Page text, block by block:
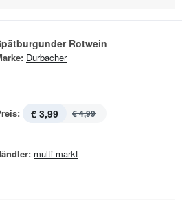
Rotwein
Durbacher
€ 3,99 € 4,99
multi-markt